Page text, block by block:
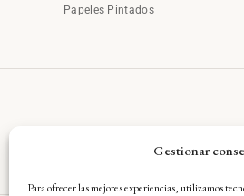
Gestionar
Para ofrecer las mejores experiencias, utilizamos
Papeles Pintados